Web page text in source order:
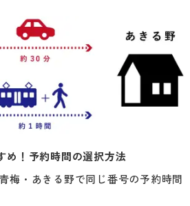
め！予約時間の選択方法
梅・あきる野で同じ番号の予約時間